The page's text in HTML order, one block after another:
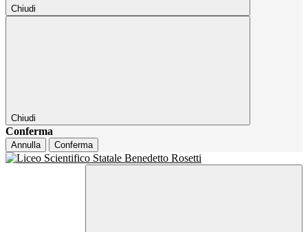
Chiudi
Chiudi
Conferma
Annulla Conferma